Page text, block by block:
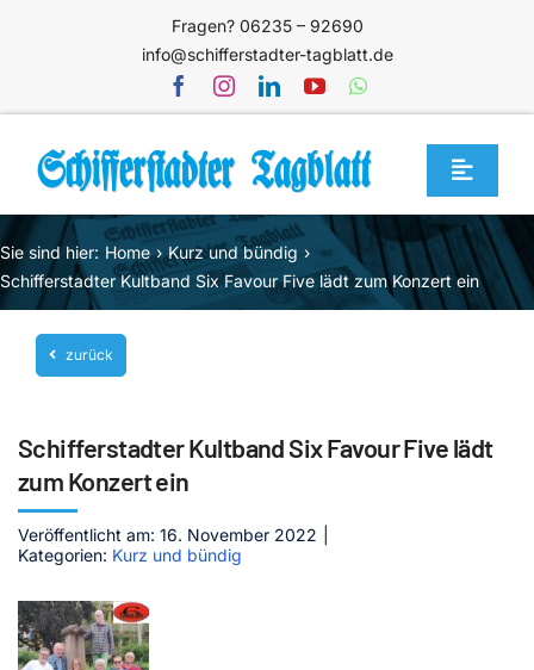
Fragen? 06235 – 92690
info@schifferstadter-tagblatt.de
Toggle
Home
Themen
Blog
Unternehmen
Mediathek
Jetzt abonnieren
Sie sind hier: Home
Kurz und bündig
Schifferstadter Kultband Six Favour Five lädt zum Konzert ein
zurück
Schifferstadter Kultband Six Favour Five lädt
zum Konzert ein
Veröffentlicht am: 16. November 2022
Kategorien: Kurz und bündig